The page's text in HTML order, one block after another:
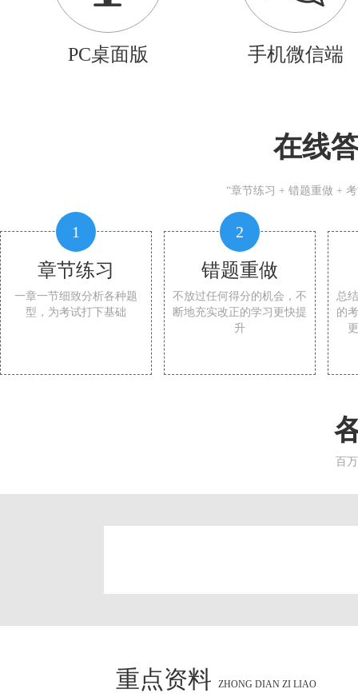
PC桌面版 手机微信端
在线
“章节练习 + 错题重做 +
1
章节练习
一章一节细致分析各种题
型，为考试打下基础
2
错题重做
不放过任何得分的机会，不
断地充实改正的学习更快提
升
总
的
百
重点资料 ZHONG DIAN ZI LIAO